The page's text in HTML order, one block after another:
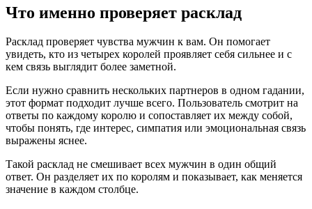
Что именно проверяет расклад
Расклад проверяет чувства мужчин к вам. Он помогает
увидеть, кто из четырех королей проявляет себя сильнее и с
кем связь выглядит более заметной.
Если нужно сравнить нескольких партнеров в одном гадании,
этот формат подходит лучше всего. Пользователь смотрит на
ответы по каждому королю и сопоставляет их между собой,
чтобы понять, где интерес, симпатия или эмоциональная связь
выражены яснее.
Такой расклад не смешивает всех мужчин в один общий
ответ. Он разделяет их по королям и показывает, как меняется
значение в каждом столбце.